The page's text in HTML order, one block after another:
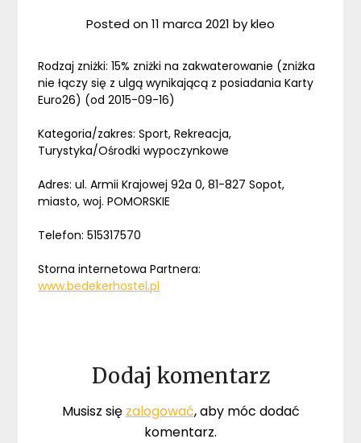
Posted on11 marca 2021 bykleo
Rodzaj zniżki: 15% zniżki na zakwaterowanie (zniżka
nie łączy się z ulgą wynikającą z posiadania Karty
Euro26) (od 2015-09-16)
Kategoria/zakres: Sport, Rekreacja,
Turystyka/Ośrodki wypoczynkowe
Adres: ul. Armii Krajowej 92a 0, 81-827 Sopot,
miasto, woj. POMORSKIE
Telefon: 515317570
Storna internetowa Partnera:
www.bedekerhostel.pl
Dodaj komentarz
Musisz się zalogować, aby móc dodać
komentarz.